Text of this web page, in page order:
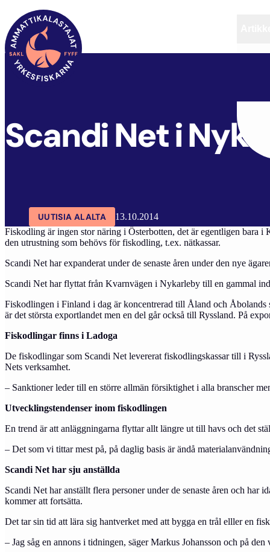
SAKL ARTIKKELIT
Scandi Net i
UUTISIA ALALTA
13.10.2014
Fiskodling är ingen stor näring i Österbotten, det är egentligen bara i
den utrustning som behövs för fiskodling, t.ex. nätkassar.
Scandi Net har expanderat under de senaste åren under den nye
Scandi Net har flyttat från Kvarnvägen i Nykarleby till en gammal
Fiskodlingen i Finland i dag är koncentrerad till Åland och Åbolands
är det största exportlandet men en del går också till Ryssland. På
Fiskodlingar finns i Ladoga
De fiskodlingar som Scandi Net levererat fiskodlingskassar till i
Nets verksamhet.
– Sanktioner leder till en större allmän försiktighet i alla branscher
Utvecklingstendenser inom fiskodlingen
En trend är att anläggningarna flyttar allt längre ut till havs och det
– Det som vi tittar mest på, på daglig basis är ändå
Scandi Net har sju anställda
Scandi Net har anställt flera personer under de senaste åren och har
kommer att fortsätta.
Det tar sin tid att lära sig hantverket med att bygga en trål elller en
– Jag såg en annons i tidningen, säger Markus Johansson och på